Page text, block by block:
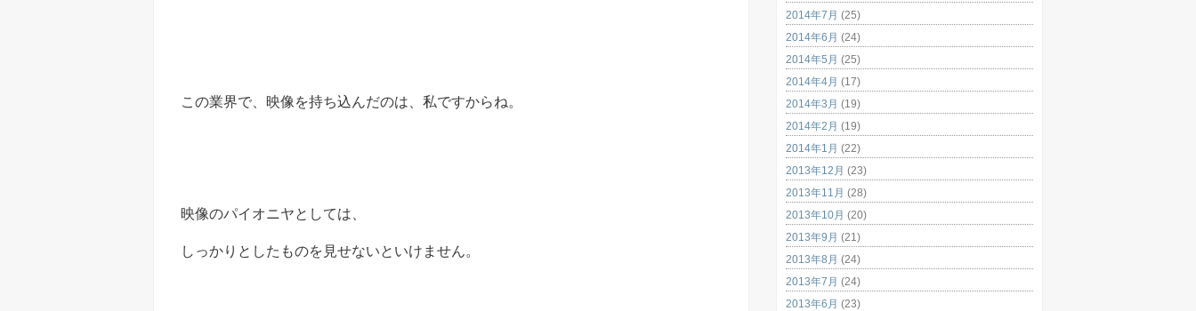
この業界で、映像を持ち込んだのは、私ですからね。
映像のパイオニヤとしては、
しっかりとしたものを見せないといけません。
2014年7月 (25)
2014年6月 (24)
2014年5月 (25)
2014年4月 (17)
2014年3月 (19)
2014年2月 (19)
2014年1月 (22)
2013年12月 (23)
2013年11月 (28)
2013年10月 (20)
2013年9月 (21)
2013年8月 (24)
2013年7月 (24)
2013年6月 (23)